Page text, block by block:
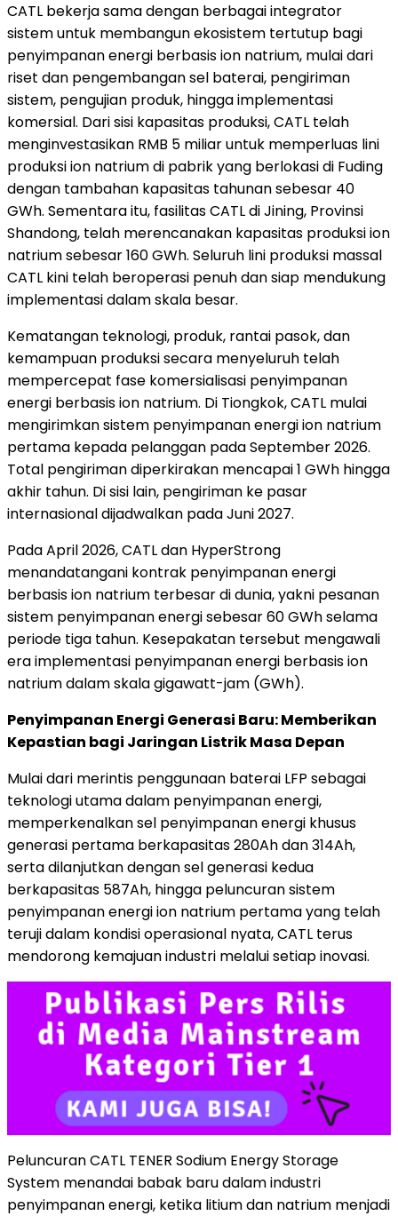
CATL bekerja sama dengan berbagai integrator
sistem untuk membangun ekosistem tertutup bagi
penyimpanan energi berbasis ion natrium, mulai dari
riset dan pengembangan sel baterai, pengiriman
sistem, pengujian produk, hingga implementasi
komersial. Dari sisi kapasitas produksi, CATL telah
menginvestasikan RMB 5 miliar untuk memperluas lini
produksi ion natrium di pabrik yang berlokasi di Fuding
dengan tambahan kapasitas tahunan sebesar 40
GWh. Sementara itu, fasilitas CATL di Jining, Provinsi
Shandong, telah merencanakan kapasitas produksi ion
natrium sebesar 160 GWh. Seluruh lini produksi massal
CATL kini telah beroperasi penuh dan siap mendukung
implementasi dalam skala besar.
Kematangan teknologi, produk, rantai pasok, dan
kemampuan produksi secara menyeluruh telah
mempercepat fase komersialisasi penyimpanan
energi berbasis ion natrium. Di Tiongkok, CATL mulai
mengirimkan sistem penyimpanan energi ion natrium
pertama kepada pelanggan pada September 2026.
Total pengiriman diperkirakan mencapai 1 GWh hingga
akhir tahun. Di sisi lain, pengiriman ke pasar
internasional dijadwalkan pada Juni 2027.
Pada April 2026, CATL dan HyperStrong
menandatangani kontrak penyimpanan energi
berbasis ion natrium terbesar di dunia, yakni pesanan
sistem penyimpanan energi sebesar 60 GWh selama
periode tiga tahun. Kesepakatan tersebut mengawali
era implementasi penyimpanan energi berbasis ion
natrium dalam skala gigawatt-jam (GWh).
Penyimpanan Energi Generasi Baru: Memberikan
Kepastian bagi Jaringan Listrik Masa Depan
Mulai dari merintis penggunaan baterai LFP sebagai
teknologi utama dalam penyimpanan energi,
memperkenalkan sel penyimpanan energi khusus
generasi pertama berkapasitas 280Ah dan 314Ah,
serta dilanjutkan dengan sel generasi kedua
berkapasitas 587Ah, hingga peluncuran sistem
penyimpanan energi ion natrium pertama yang telah
teruji dalam kondisi operasional nyata, CATL terus
mendorong kemajuan industri melalui setiap inovasi.
Peluncuran CATL TENER Sodium Energy Storage
System menandai babak baru dalam industri
penyimpanan energi, ketika litium dan natrium menjadi